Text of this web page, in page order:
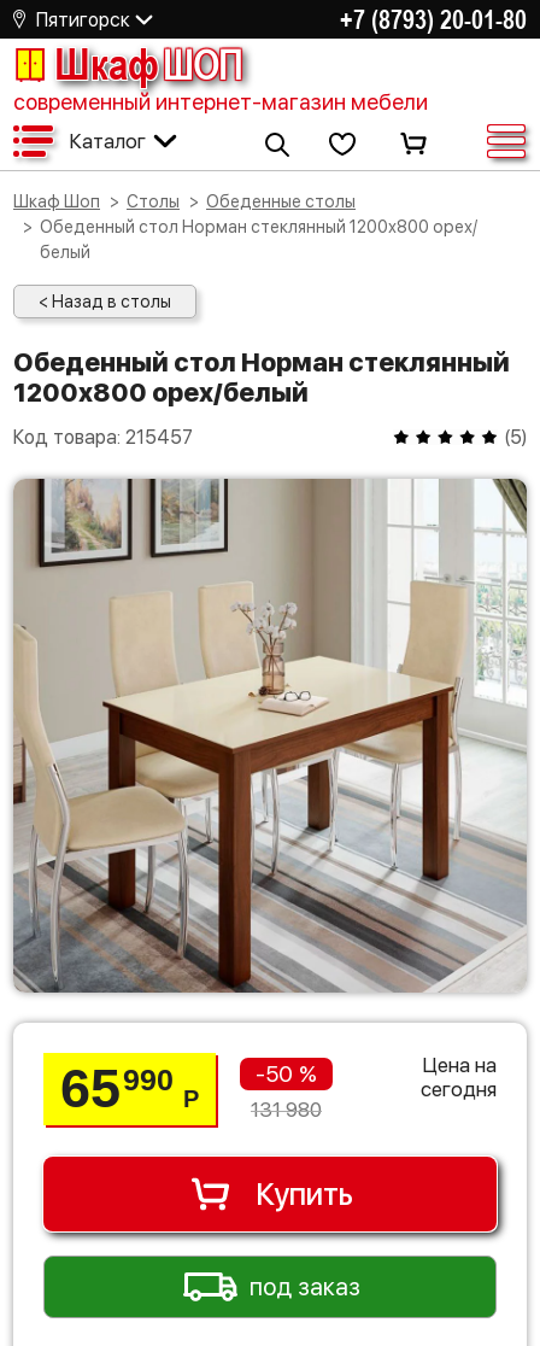
Пятигорск +7 (8793) 20-01-80
ШкафШОП
современный интернет-магазин мебели
Каталог
Шкаф Шоп Столы
Обеденные столы
Обеденный стол Норман стеклянный 1200х800 орех/
белый
< Назад в столы
Обеденный стол Норман стеклянный
1200х800 орех/белый
Код товара: 215457 (5)
65990
Р
-50 %
131 980
Цена на
сегодня
Купить
под заказ